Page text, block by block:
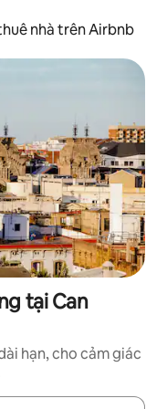
nhà trên Airbnb
tại Can
hạn, cho cảm giác